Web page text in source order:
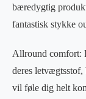
bæredygtig
fantastisk stykke
Allround comfort:
deres
vil føle dig helt